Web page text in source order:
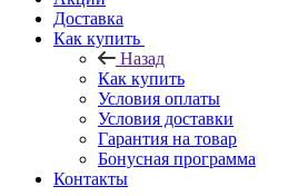
Доставка
Как купить
Назад
Как купить
Условия оплаты
Условия доставки
Гарантия на товар
Бонусная программа
Контакты